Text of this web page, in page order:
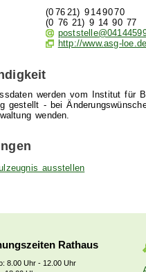
(0 76 21) 9 1490 70
(0 76 21) 9 14 90 77
http://www.asg-loe.de
werden vom Institut für
gestellt - bei
wenden.
ausstellen
Rathaus
8.00 Uhr - 12.00 Uhr